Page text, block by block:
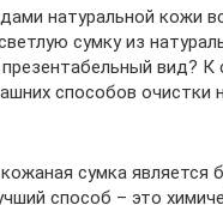
натуральной кожи
сумку из
вид? К
способов очистки
сумка является
способ – это